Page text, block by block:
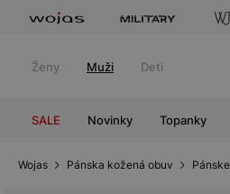
Ženy Muži Deti
SALE Novinky Topanky
Wojas Pánska kožená obuv